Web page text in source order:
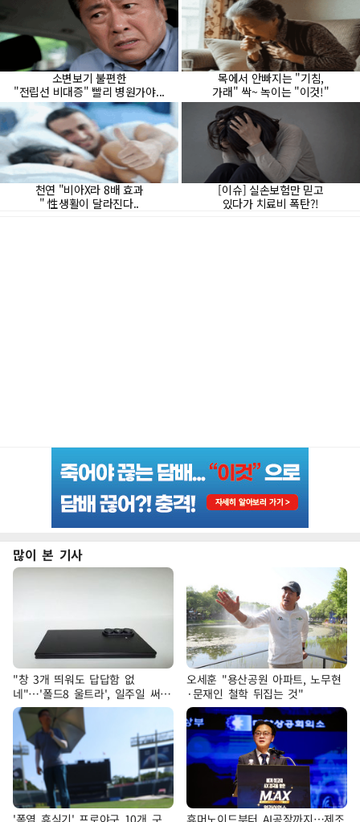
많이 본 기사
"창 3개 띄워도 답답함 없
네"…'폴드8 울트라', 일주일 써보
니
오세훈 "용산공원 아파트, 노무현
·문재인 철학 뒤집는 것"